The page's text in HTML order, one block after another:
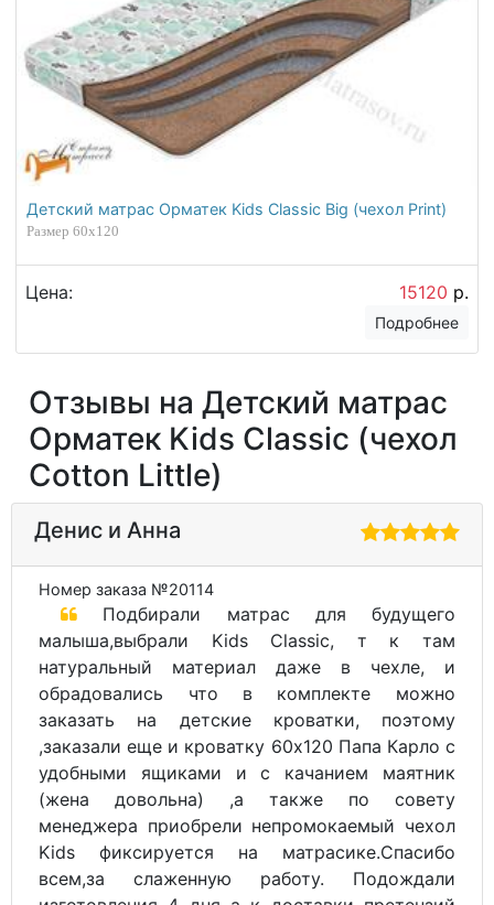
Детский матрас Орматек Kids Classic Big (чехол Print)
Размер 60х120
Цена: 15120 р.
Подробнее
Отзывы на Детский матрас
Орматек Kids Classic (чехол
Cotton Little)
Денис и Анна
Номер заказа №20114
Подбирали матрас для будущего
малыша,выбрали Kids Classic, т к там
натуральный материал даже в чехле, и
обрадовались что в комплекте можно
заказать на детские кроватки, поэтому
,заказали еще и кроватку 60х120 Папа Карло с
удобными ящиками и с качанием маятник
(жена довольна) ,а также по совету
менеджера приобрели непромокаемый чехол
Kids фиксируется на матрасике.Спасибо
всем,за слаженную работу. Подождали